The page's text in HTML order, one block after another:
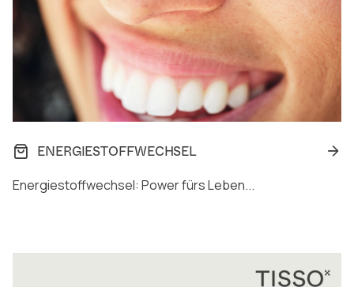
ENERGIESTOFFWECHSEL
Energiestoffwechsel: Power fürs Leben...